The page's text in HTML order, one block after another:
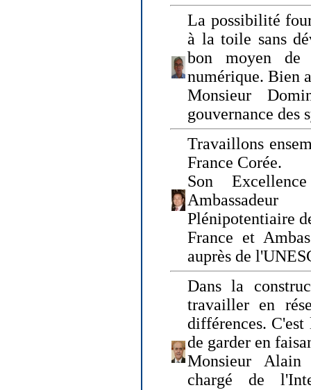
La possibilité
à la toile sans
bon moyen de
numérique. Bien
Monsieur
gouvernance des
Travaillons
France Corée.
Son
Plénipotentiaire
France et
auprès de
Dans la
travailler en
différences.
de garder en
Monsieur Alain
chargé de